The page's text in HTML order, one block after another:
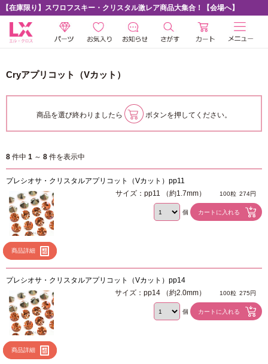
【在庫限り】スワロフスキー・クリスタル激レア商品大集合！【会場へ】
Cryアプリコット（Vカット）
商品を選び終わりましたら ボタンを押してください。
8 件中 1 ～ 8 件を表示中
プレシオサ・クリスタルアプリコット（Vカット）pp11
商品詳細
サイズ：pp11 （約1.7mm） 100粒 274円
個
プレシオサ・クリスタルアプリコット（Vカット）pp14
商品詳細
サイズ：pp14 （約2.0mm） 100粒 275円
個